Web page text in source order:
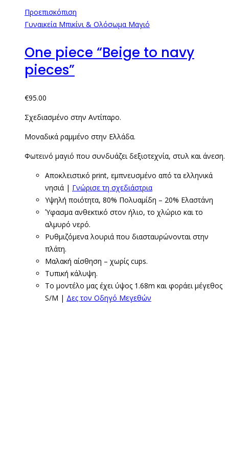
Προεπισκόπιση
Γυναικεία Μπικίνι & Ολόσωμα Μαγιό
One piece “Beige to navy
pieces”
€95.00
Σχεδιασμένο στην Αντίπαρο.
Μοναδικά ραμμένο στην Ελλάδα.
Φωτεινό μαγιό που συνδυάζει δεξιοτεχνία, στυλ και άνεση.
Αποκλειστικό print, εμπνευσμένο από τα ελληνικά
νησιά | Γνώρισε τη σχεδιάστρια
Υψηλή ποιότητα, 80% Πολυαμίδη – 20% Ελαστάνη
Ύφασμα ανθεκτικό στον ήλιο, το χλώριο και το
αλμυρό νερό.
Ρυθμιζόμενα λουριά που διασταυρώνονται στην
πλάτη.
Μαλακή αίσθηση – χωρίς cups.
Τυπική κάλυψη.
Το μοντέλο μας έχει ύψος 1.68m και φοράει μέγεθος
S/M | Δες τον Οδηγό Μεγεθών